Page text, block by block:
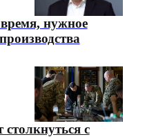
нужное
с